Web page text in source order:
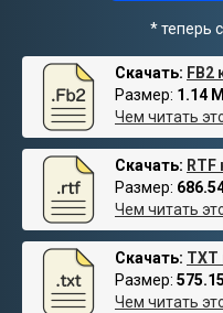
* теперь
Скачать: FB2
Размер: 1.14
Чем читать
Скачать: RTF
Размер:
Чем читать
Скачать: TXT
Размер:
Чем читать